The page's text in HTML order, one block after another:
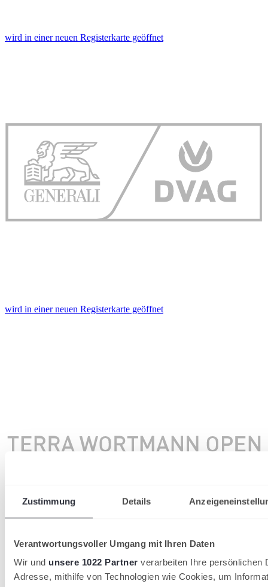
Zustimmung Details
Verantwortungsvoller Umgang mit Ihren Daten
Wir und unsere 1022 Partner verarbeiten Ihre persönlichen
Adresse, mithilfe von Technologien wie Cookies, um
wird in einer neuen Registerkarte geöffnet
wird in einer neuen Registerkarte geöffnet
wird in einer neuen Registerkarte geöffnet